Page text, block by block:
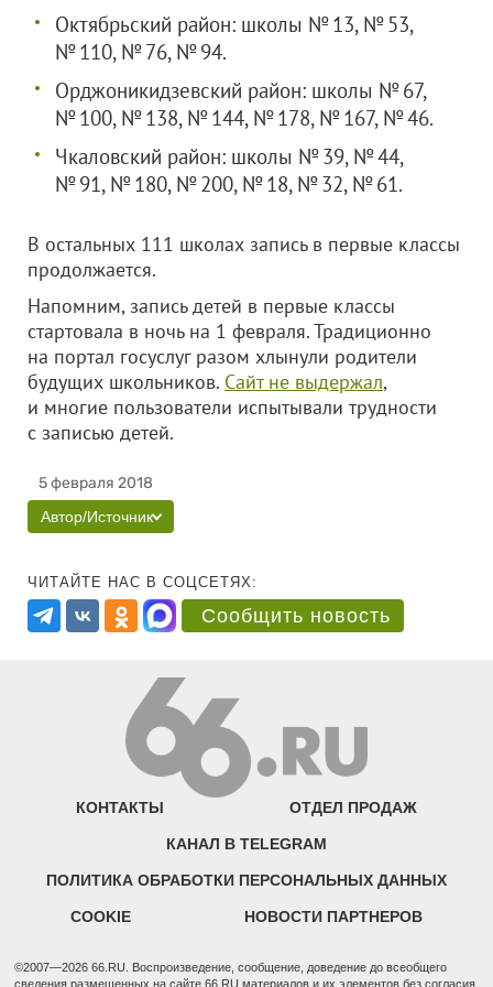
Октябрьский район: школы № 13, № 53,
№ 110, № 76, № 94.
Орджоникидзевский район: школы № 67,
№ 100, № 138, № 144, № 178, № 167, № 46.
Чкаловский район: школы № 39, № 44,
№ 91, № 180, № 200, № 18, № 32, № 61.
В остальных 111 школах запись в первые классы
продолжается.
Напомним, запись детей в первые классы
стартовала в ночь на 1 февраля. Традиционно
на портал госуслуг разом хлынули родители
будущих школьников. Сайт не выдержал,
и многие пользователи испытывали трудности
с записью детей.
5 февраля 2018
Автор/Источник
ЧИТАЙТЕ НАС В СОЦСЕТЯХ:
Сообщить новость
КОНТАКТЫ ОТДЕЛ ПРОДАЖ
КАНАЛ В TELEGRAM
ПОЛИТИКА ОБРАБОТКИ ПЕРСОНАЛЬНЫХ ДАННЫХ
COOKIE НОВОСТИ ПАРТНЕРОВ
©2007—2026 66.RU. Воспроизведение, сообщение, доведение до всеобщего
сведения размещенных на сайте 66.RU материалов и их элементов без согласия